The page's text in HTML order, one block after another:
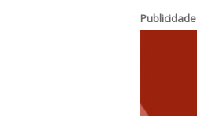
Publicidade